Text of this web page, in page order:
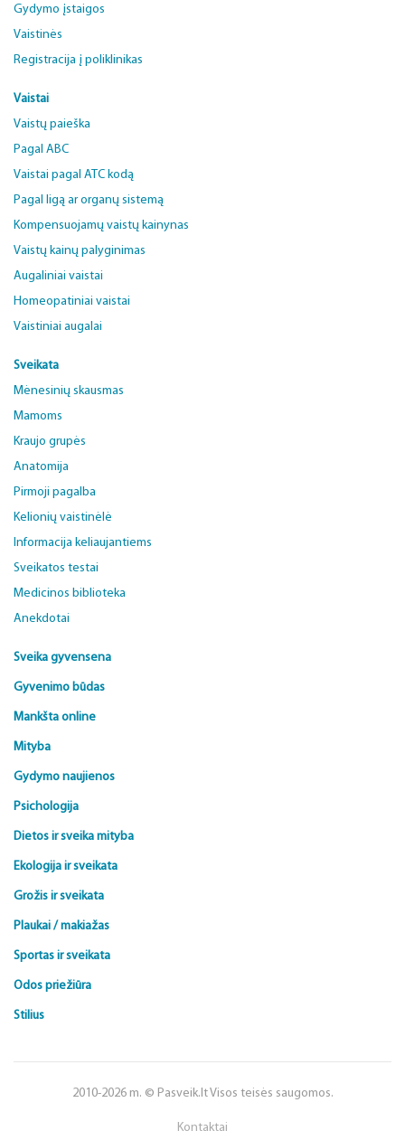
Gydymo įstaigos
Vaistinės
Registracija į poliklinikas
Vaistai
Vaistų paieška
Pagal ABC
Vaistai pagal ATC kodą
Pagal ligą ar organų sistemą
Kompensuojamų vaistų kainynas
Vaistų kainų palyginimas
Augaliniai vaistai
Homeopatiniai vaistai
Vaistiniai augalai
Sveikata
Mėnesinių skausmas
Mamoms
Kraujo grupės
Anatomija
Pirmoji pagalba
Kelionių vaistinėlė
Informacija keliaujantiems
Sveikatos testai
Medicinos biblioteka
Anekdotai
Sveika gyvensena
Gyvenimo būdas
Mankšta online
Mityba
Gydymo naujienos
Psichologija
Dietos ir sveika mityba
Ekologija ir sveikata
Grožis ir sveikata
Plaukai / makiažas
Sportas ir sveikata
Odos priežiūra
Stilius
2010-2026 m. © Pasveik.lt Visos teisės saugomos.
Kontaktai